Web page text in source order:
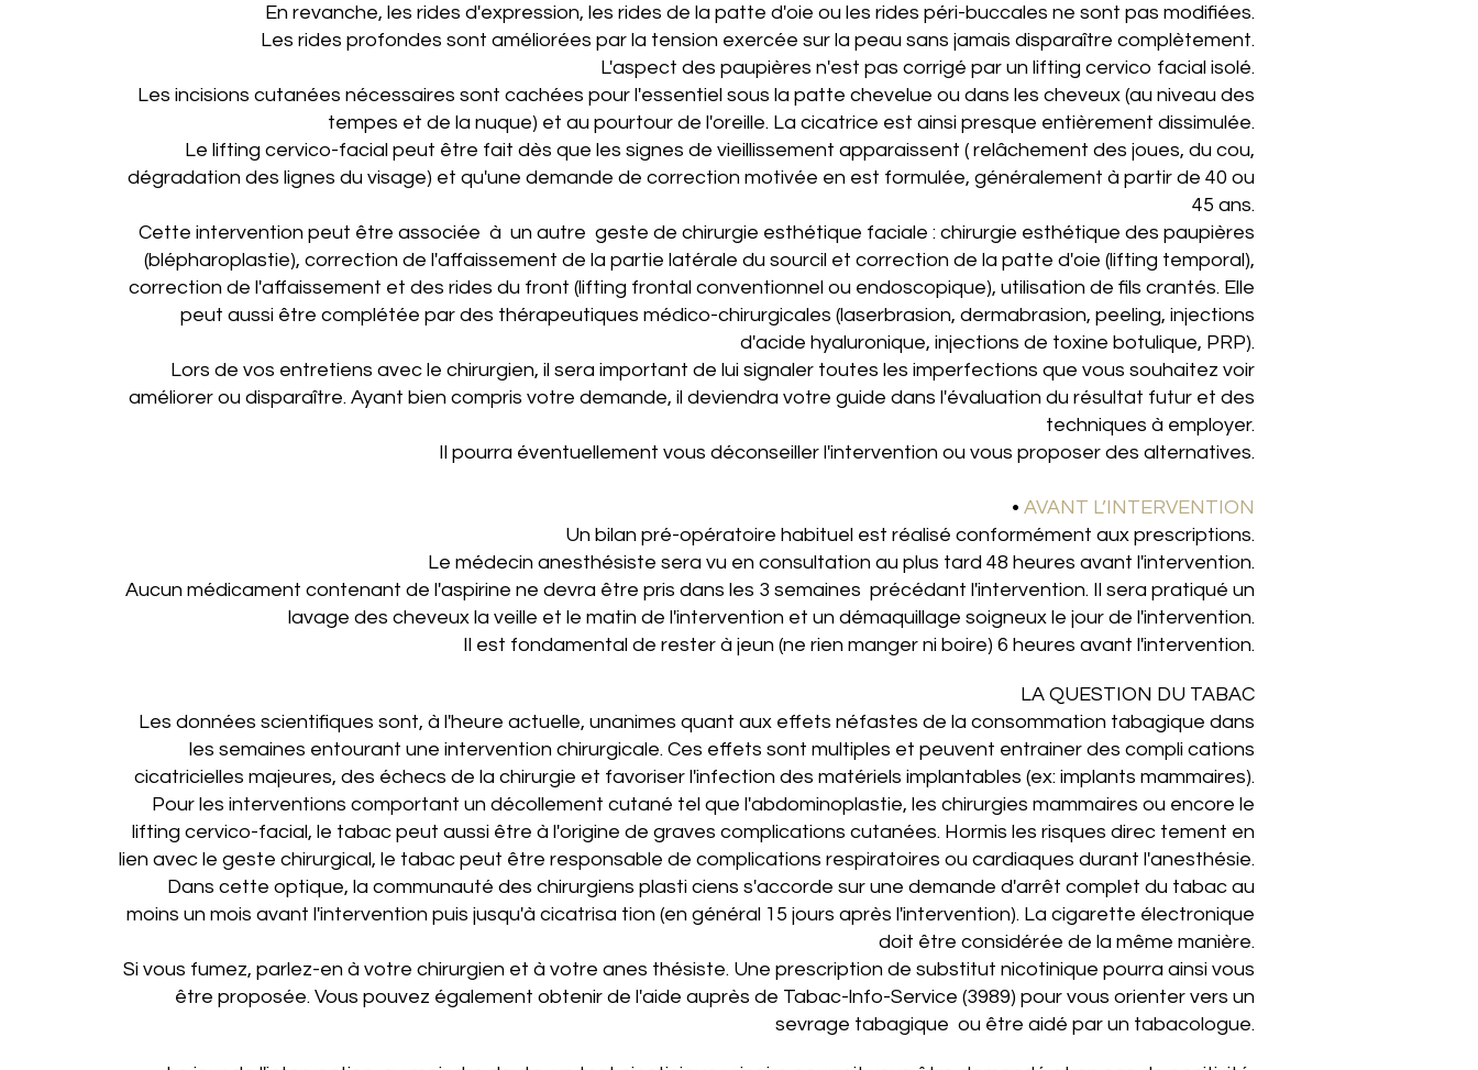
En revanche, les rides d'expression, les rides de la patte d'oie ou les rides péri-buccales ne sont pas modifiées.
Les rides profondes sont améliorées par la tension exercée sur la peau sans jamais disparaître complètement.
L'aspect des paupières n'est pas corrigé par un lifting cervico­ facial isolé.
Les incisions cutanées nécessaires sont cachées pour l'essentiel sous la patte chevelue ou dans les cheveux (au niveau des
tempes et de la nuque) et au pourtour de l'oreille. La cicatrice est ainsi presque entièrement dissimulée.
Le lifting cervico-facial peut être fait dès que les signes de vieillissement apparaissent ( relâchement des joues, du cou,
dégradation des lignes du visage) et qu'une demande de correction motivée en est formulée, généralement à partir de 40 ou
45 ans.
Cette intervention peut être associée à un autre geste de chirurgie esthétique faciale : chirurgie esthétique des paupières
(blépharoplastie), correction de l'affaissement de la partie latérale du sourcil et correction de la patte d'oie (lifting temporal),
correction de l'affaissement et des rides du front (lifting frontal conventionnel ou endoscopique), utilisation de fils crantés. Elle
peut aussi être complétée par des thérapeutiques médico-chirurgicales (laserbrasion, dermabrasion, peeling, injections
d'acide hyaluronique, injections de toxine botulique, PRP).
Lors de vos entretiens avec le chirurgien, il sera important de lui signaler toutes les imperfections que vous souhaitez voir
améliorer ou disparaître. Ayant bien compris votre demande, il deviendra votre guide dans l'évaluation du résultat futur et des
techniques à employer.
Il pourra éventuellement vous déconseiller l'intervention ou vous proposer des alternatives.
•AVANT L’INTERVENTION
Un bilan pré-opératoire habituel est réalisé conformément aux prescriptions.
Le médecin anesthésiste sera vu en consultation au plus tard 48 heures avant l'intervention.
Aucun médicament contenant de l'aspirine ne devra être pris dans les 3 semaines précédant l'intervention. Il sera pratiqué un
lavage des cheveux la veille et le matin de l'intervention et un démaquillage soigneux le jour de l'intervention.
Il est fondamental de rester à jeun (ne rien manger ni boire) 6 heures avant l'intervention.
LA QUESTION DU TABAC
Les données scientifiques sont, à l'heure actuelle, unanimes quant aux effets néfastes de la consommation tabagique dans
les semaines entourant une intervention chirurgicale. Ces effets sont multiples et peuvent entrainer des compli­ cations
cicatricielles majeures, des échecs de la chirurgie et favoriser l'infection des matériels implantables (ex: implants mammaires).
Pour les interventions comportant un décollement cutané tel que l'abdominoplastie, les chirurgies mammaires ou encore le
lifting cervico-facial, le tabac peut aussi être à l'origine de graves complications cutanées. Hormis les risques direc­ tement en
lien avec le geste chirurgical, le tabac peut être responsable de complications respiratoires ou cardiaques durant l'anesthésie.
Dans cette optique, la communauté des chirurgiens plasti­ ciens s'accorde sur une demande d'arrêt complet du tabac au
moins un mois avant l'intervention puis jusqu'à cicatrisa­ tion (en général 15 jours après l'intervention). La cigarette électronique
doit être considérée de la même manière.
Si vous fumez, parlez-en à votre chirurgien et à votre anes­ thésiste. Une prescription de substitut nicotinique pourra ainsi vous
être proposée. Vous pouvez également obtenir de l'aide auprès de Tabac-lnfo-Service (3989) pour vous orienter vers un
sevrage tabagique ou être aidé par un tabacologue.